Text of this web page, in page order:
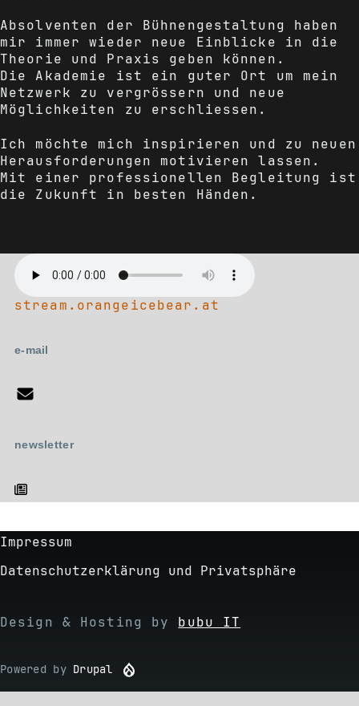
Absolventen der Bühnengestaltung haben
mir immer wieder neue Einblicke in die
Theorie und Praxis geben können.
Die Akademie ist ein guter Ort um mein
Netzwerk zu vergrössern und neue
Möglichkeiten zu erschliessen.
Ich möchte mich inspirieren und zu neuen
Herausforderungen motivieren lassen.
Mit einer professionellen Begleitung ist
die Zukunft in besten Händen.
stream.orangeicebear.at
e-mail
newsletter
Footer
Impressum
Datenschutzerklärung und Privatsphäre
Design & Hosting by bubu IT
Powered by Drupal